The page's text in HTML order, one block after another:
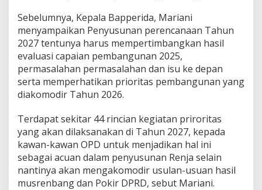
Sebelumnya, Kepala Bapperida, Mariani
menyampaikan Penyusunan perencanaan Tahun
2027 tentunya harus mempertimbangkan hasil
evaluasi capaian pembangunan 2025,
permasalahan permasalahan dan isu ke depan
serta memperhatikan prioritas pembangunan yang
diakomodir Tahun 2026.
Terdapat sekitar 44 rincian kegiatan priroritas
yang akan dilaksanakan di Tahun 2027, kepada
kawan-kawan OPD untuk menjadikan hal ini
sebagai acuan dalam penyusunan Renja selain
nantinya akan mengakomodir usulan-usuan hasil
musrenbang dan Pokir DPRD, sebut Mariani.